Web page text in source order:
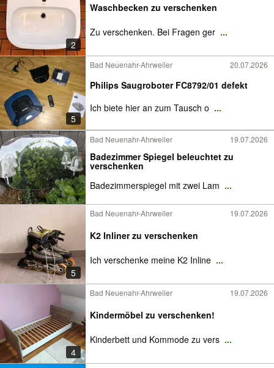
2
Waschbecken zu verschenken
Zu verschenken. Bei Fragen ger ...
5
Bad Neuenahr-Ahrweiler 20.07.2026
Philips Saugroboter FC8792/01 defekt
Ich biete hier an zum Tausch o ...
Bad Neuenahr-Ahrweiler 19.07.2026
Badezimmer Spiegel beleuchtet zu
verschenken
Badezimmerspiegel mit zwei Lam ...
5
Bad Neuenahr-Ahrweiler 19.07.2026
K2 Inliner zu verschenken
Ich verschenke meine K2 Inline ...
4
Bad Neuenahr-Ahrweiler 19.07.2026
Kindermöbel zu verschenken!
Kinderbett und Kommode zu vers ...